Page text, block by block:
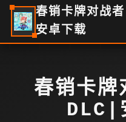
春销卡牌对战
安卓下载
春销卡
DLC|